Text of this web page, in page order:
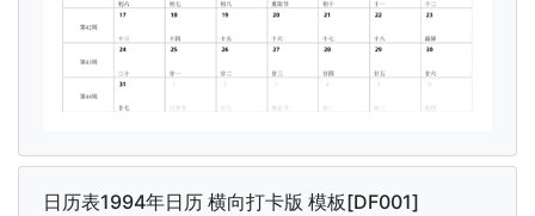
日历表1994年日历 横向打卡版 模板[DF001]